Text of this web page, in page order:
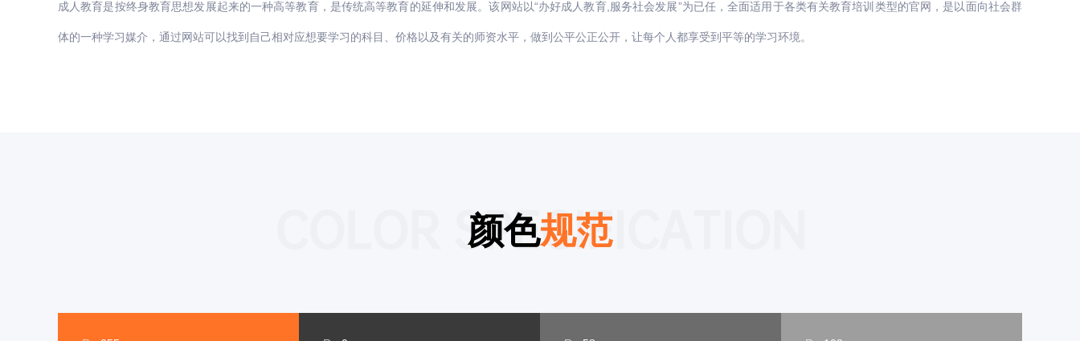
成人教育是按终身教育思想发展起来的一种高等教育，是传统高等教育的延伸和发展。该网站以“办好成人教育,服务社会发展”为已任，全面适用于各类有关教育培训类型的官网，是以面向社会群
体的一种学习媒介，通过网站可以找到自己相对应想要学习的科目、价格以及有关的师资水平，做到公平公正公开，让每个人都享受到平等的学习环境。
颜色规范
COLOR SPECIFICATION